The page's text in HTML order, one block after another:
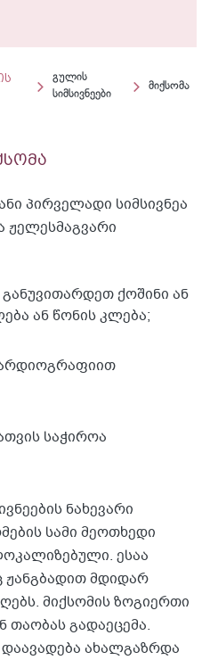
გულის
სიმსივნეები
მიქსომა
პირველადი სიმსივნეა
ჟელესმაგვარი
ქოშინი ან
ან წონის კლება;
საჭიროა
ნახევარი
სამი მეოთხედი
ესაა
ჟანგბადით მდიდარ
მიქსომის ზოგიერთი
თაობას გადაეცემა.
ახალგაზრდა